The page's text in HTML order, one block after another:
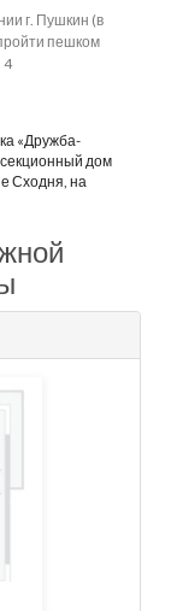
г. Пушкин (в
пешком
4
«Дружба-
дом
Сходня, на